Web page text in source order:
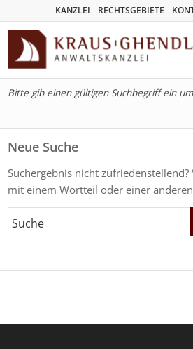
KANZLEI RECHTSGEBIETE
Bitte gib einen gültigen Suchbegriff ein
Neue Suche
Suchergebnis nicht zufriedenstellend?
mit einem Wortteil oder einer